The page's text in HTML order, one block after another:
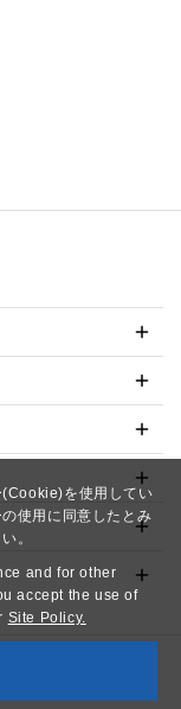
(Cookie)を使用してい
使用に同意したとみ
。
and for other
accept the use of
Site Policy.